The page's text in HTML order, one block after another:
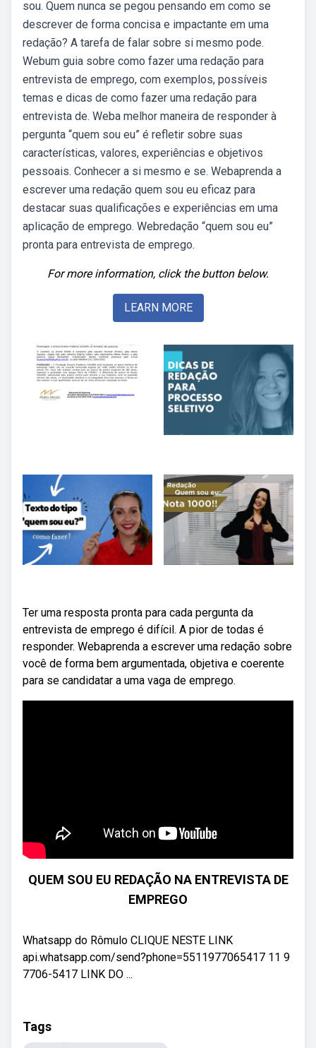
sou. Quem nunca se pegou pensando em como se
descrever de forma concisa e impactante em uma
redação? A tarefa de falar sobre si mesmo pode.
Webum guia sobre como fazer uma redação para
entrevista de emprego, com exemplos, possíveis
temas e dicas de como fazer uma redação para
entrevista de. Weba melhor maneira de responder à
pergunta “quem sou eu” é refletir sobre suas
características, valores, experiências e objetivos
pessoais. Conhecer a si mesmo e se. Webaprenda a
escrever uma redação quem sou eu eficaz para
destacar suas qualificações e experiências em uma
aplicação de emprego. Webredação “quem sou eu”
pronta para entrevista de emprego.
For more information, click the button below.
LEARN MORE
Ter uma resposta pronta para cada pergunta da
entrevista de emprego é difícil. A pior de todas é
responder. Webaprenda a escrever uma redação sobre
você de forma bem argumentada, objetiva e coerente
para se candidatar a uma vaga de emprego.
QUEM SOU EU REDAÇÃO NA ENTREVISTA DE
EMPREGO
Whatsapp do Rômulo CLIQUE NESTE LINK
api.whatsapp.com/send?phone=5511977065417 11 9
7706-5417 LINK DO ...
Tags